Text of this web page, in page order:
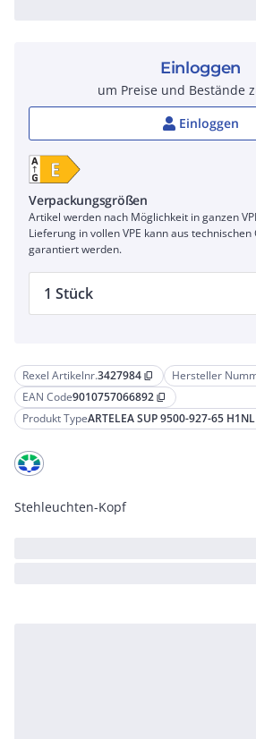
Rexel Artikelnr.3427984 content_copy Hersteller
EAN Code9010757066892 content_copy
Produkt TypeARTELEA SUP 9500-927-65
Stehleuchten-Kopf
Einloggen
um Preise und Bestände
Einloggen
Verpackungsgrößen
Artikel werden nach Möglichkeit in ganzen
Lieferung in vollen VPE kann aus
garantiert werden.
1 Stück